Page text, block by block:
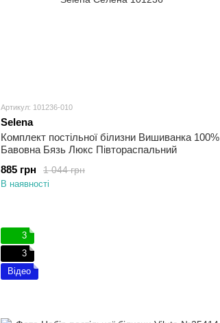
Артикул: 101236-010
Selena
Комплект постільної білизни Вишиванка 100%
Бавовна Бязь Люкс Півтораспальний
1 044 грн
885 грн
В наявності
3
3
Відео